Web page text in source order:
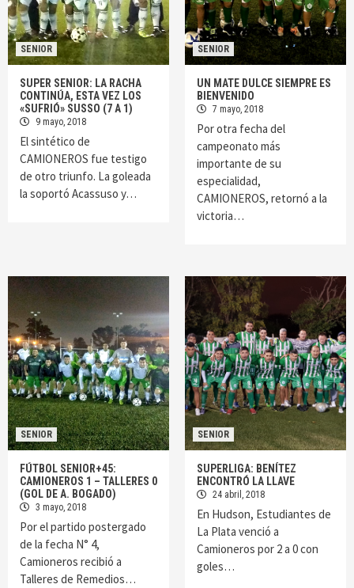
SENIOR
SUPER SENIOR: LA RACHA
CONTINÚA, ESTA VEZ LOS
«SUFRIÓ» SUSSO (7 A 1)
9 mayo, 2018
El sintético de
CAMIONEROS fue testigo
de otro triunfo. La goleada
la soportó Acassuso y…
SENIOR
UN MATE DULCE SIEMPRE ES
BIENVENIDO
7 mayo, 2018
Por otra fecha del
campeonato más
importante de su
especialidad,
CAMIONEROS, retornó a la
victoria…
SENIOR
FÚTBOL SENIOR+45:
CAMIONEROS 1 – TALLERES 0
(GOL DE A. BOGADO)
3 mayo, 2018
Por el partido postergado
de la fecha N° 4,
Camioneros recibió a
Talleres de Remedios…
SENIOR
SUPERLIGA: BENÍTEZ
ENCONTRÓ LA LLAVE
24 abril, 2018
En Hudson, Estudiantes de
La Plata venció a
Camioneros por 2 a 0 con
goles…